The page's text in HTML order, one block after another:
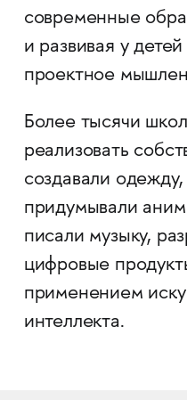
современные
и развивая у
проектное
Более тысячи
реализовать
создавали
придумывали
писали музыку,
цифровые
применением
интеллекта.